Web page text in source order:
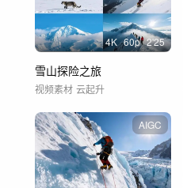
4K 60p 2'25
雪山探险之旅
视频素材 云起升
AIGC